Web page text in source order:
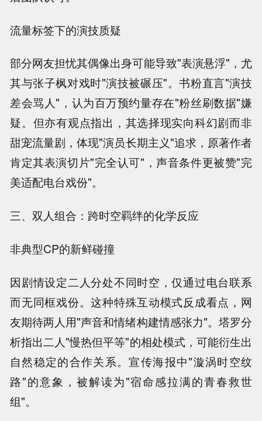
流量标签下的演技质疑
部分网友担忧其偶像出身可能导致"表演悬浮"，尤
其与张子枫对戏时"演技被碾压"。书粉直言"演技
差会骂人"，认为百万预约量存在"粉丝刷数据"嫌
疑。但亦有观点指出，其选择现实向科幻剧而非
甜宠流量剧，体现"演员长期主义"追求，原著作者
肯定其表演切片"完全认可"，声音条件更被赞"完
美适配电台戏份"。
三、双人组合：跨时空羁绊的化学反应
非典型CP的新鲜碰撞
因剧情设定二人分处不同时空，仅通过电台联系
而无同框戏份。这种特殊互动模式反成看点，网
友期待两人用"声音和情绪构建情感张力"。塔罗分
析指出二人"慢热但平等"的相处模式，可能衍生出
自然稳定的合作关系。宣传海报中"漩涡时空纹
路"的意象，被解读为"宿命感拉满的青春救世
组"。